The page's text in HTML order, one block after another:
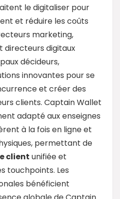
le digitaliser pour
et réduire les coûts
marketing,
directeurs digitaux
décideurs,
innovantes pour se
et créer des
clients. Captain Wallet
adapté aux enseignes
à la fois en ligne et
permettant de
client unifiée et
touchpoints. Les
bénéficient